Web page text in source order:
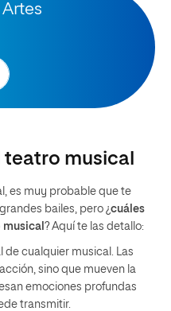
musical
es muy probable que te
bailes, pero ¿cuáles
? Aquí te las detallo:
de cualquier musical. Las
sino que mueven la
emociones profundas
transmitir.